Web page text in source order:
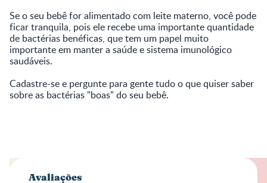
Se o seu bebê for alimentado com leite materno, você pode
ficar tranquila, pois ele recebe uma importante quantidade
de bactérias benéficas, que tem um papel muito
importante em manter a saúde e sistema imunológico
saudáveis.
Cadastre-se e pergunte para gente tudo o que quiser saber
sobre as bactérias "boas" do seu bebê.
Avaliações